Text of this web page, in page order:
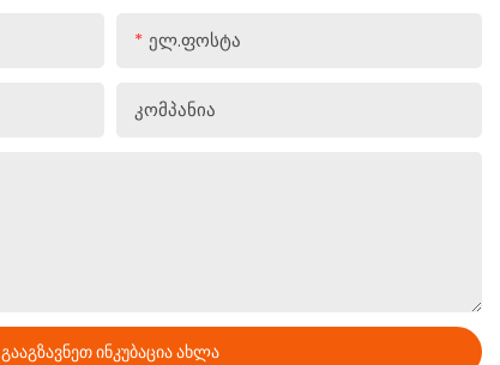
Ელ.ფოსტა
Კომპანია
Გააგზავნეთ Ინკუბაცია Ახლა